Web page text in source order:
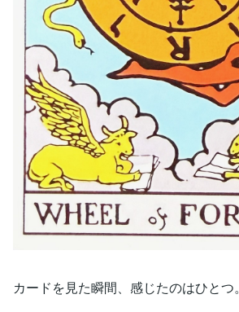
カードを見た瞬間、感じたのはひとつ。